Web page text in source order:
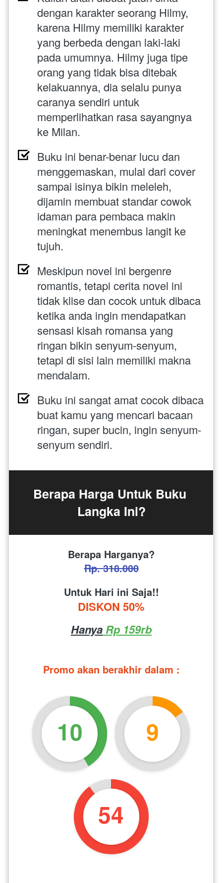
dengan karakter seorang Hilmy,
karena Hilmy memiliki karakter
yang berbeda dengan laki-laki
pada umumnya. Hilmy juga tipe
orang yang tidak bisa ditebak
kelakuannya, dia selalu punya
caranya sendiri untuk
memperlihatkan rasa sayangnya
ke Milan.
Buku ini benar-benar lucu dan
menggemaskan, mulai dari cover
sampai isinya bikin meleleh,
dijamin membuat standar cowok
idaman para pembaca makin
meningkat menembus langit ke
tujuh.
Meskipun novel ini bergenre
romantis, tetapi cerita novel ini
tidak klise dan cocok untuk dibaca
ketika anda ingin mendapatkan
sensasi kisah romansa yang
ringan bikin senyum-senyum,
tetapi di sisi lain memiliki makna
mendalam.
Buku ini sangat amat cocok dibaca
buat kamu yang mencari bacaan
ringan, super bucin, ingin senyum-
senyum sendiri.
Berapa Harga Untuk Buku
Langka Ini?
Berapa Harganya?
Rp. 318.000
Untuk Hari ini Saja!!
DISKON 50%
Hanya Rp 159rb
Promo akan berakhir dalam :
10 9
53